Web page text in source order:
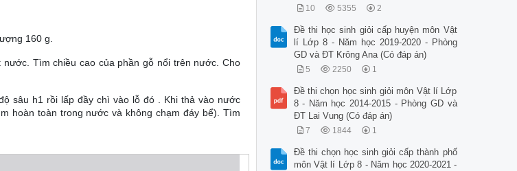
160 g.
Tìm chiều cao của phần gỗ nổi trên nước. Cho
sâu h1 rồi lấp đầy chì vào lỗ đó . Khi thả vào nước
hoàn toàn trong nước và không chạm đáy bể). Tìm
10 5355 2
Đề thi học sinh giỏi cấp huyện môn Vật
lí Lớp 8 - Năm học 2019-2020 - Phòng
GD và ĐT Krông Ana (Có đáp án)
5 2250 1
Đề thi chọn học sinh giỏi môn Vật lí Lớp
8 - Năm học 2014-2015 - Phòng GD và
ĐT Lai Vung (Có đáp án)
7 1844 1
Đề thi chọn học sinh giỏi cấp thành phố
môn Vật lí Lớp 8 - Năm học 2020-2021 -